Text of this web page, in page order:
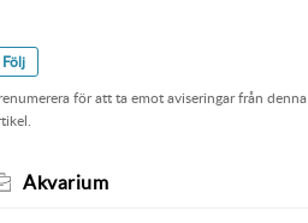
Följ
för att ta emot aviseringar från denna
Akvarium